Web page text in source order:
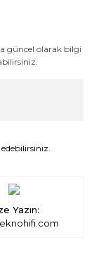
güncel olarak bilgi
Yazın: